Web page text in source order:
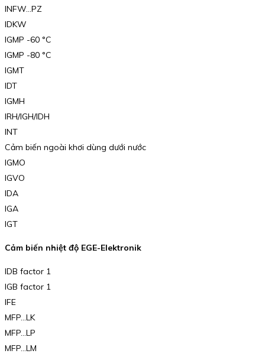
INFW…PZ
IDKW
IGMP -60 °C
IGMP -80 °C
IGMT
IDT
IGMH
IRH/IGH/IDH
INT
Cảm biến ngoài khơi dùng dưới nước
IGMO
IGVO
IDA
IGA
IGT
Cảm biến nhiệt độ EGE-Elektronik
IDB factor 1
IGB factor 1
IFE
MFP…LK
MFP…LP
MFP…LM